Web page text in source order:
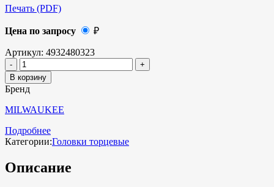
Печать (PDF)
Цена по запросу ₽
Артикул: 4932480323
В корзину
Бренд
MILWAUKEE
Подробнее
Категории:Головки торцевые
Описание